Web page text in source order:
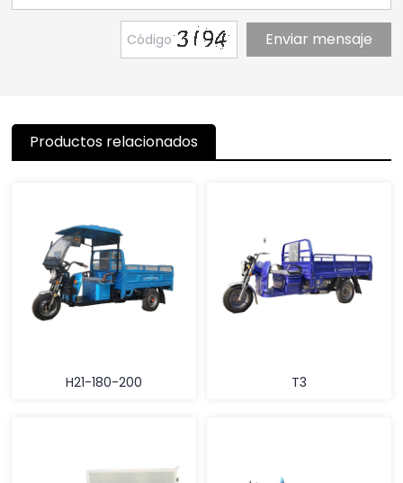
Productos relacionados
H21-180-200 T3